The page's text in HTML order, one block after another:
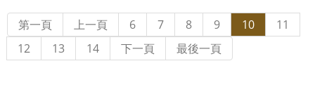
第一頁 上一頁 6 7 8 9 10
11
12
13 14 下一頁 最後一頁